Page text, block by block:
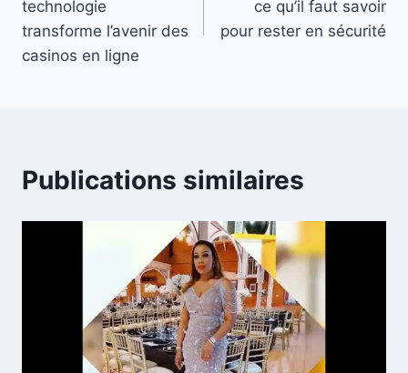
l’article
technologie
transforme l’avenir des
casinos en ligne
ce qu’il faut savoir
pour rester en sécurité
Publications similaires